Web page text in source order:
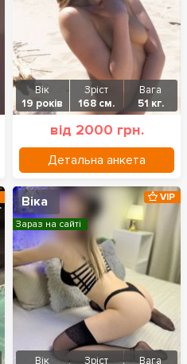
Вік
19 років
Зріст
168 см.
Вага
51 кг.
від 2000 грн.
Детальна анкета
Віка
Вік
Зріст
Вага
VIP
Зараз на сайті